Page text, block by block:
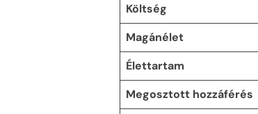
Költség
Magánélet
Élettartam
Megosztott hozzáférés